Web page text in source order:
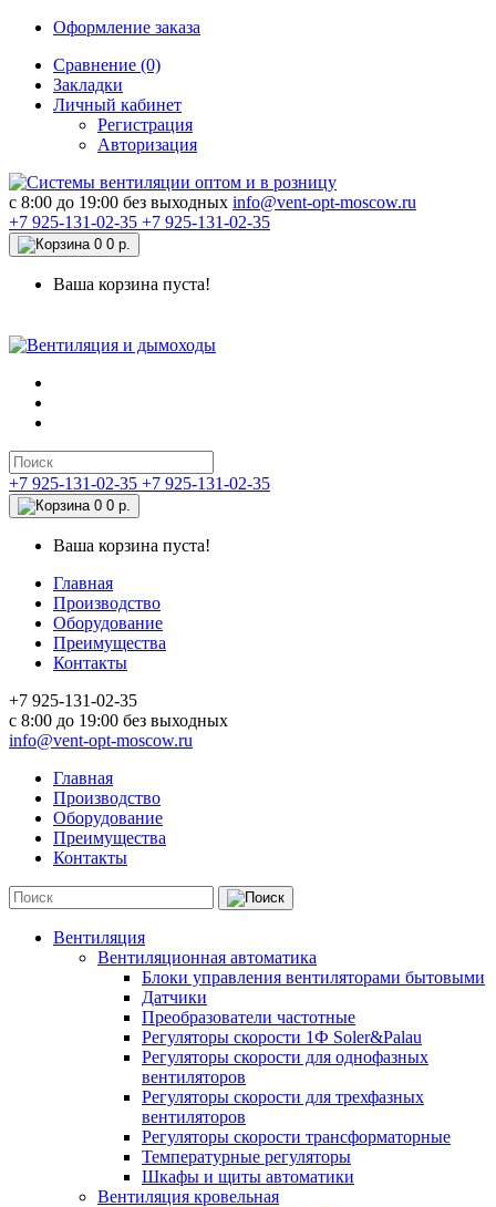
Оформление заказа
Сравнение (0)
Закладки
Личный кабинет
Регистрация
Авторизация
c 8:00 до 19:00 без выходных info@vent-opt-moscow.ru
+7 925-131-02-35 +7 925-131-02-35
0 0 р.
Ваша корзина пуста!
+7 925-131-02-35 +7 925-131-02-35
0 0 р.
Ваша корзина пуста!
Главная
Производство
Оборудование
Преимущества
Контакты
+7 925-131-02-35
c 8:00 до 19:00 без выходных
info@vent-opt-moscow.ru
Главная
Производство
Оборудование
Преимущества
Контакты
Вентиляция
Вентиляционная автоматика
Блоки управления вентиляторами бытовыми
Датчики
Преобразователи частотные
Регуляторы скорости 1Ф Soler&Palau
Регуляторы скорости для однофазных
вентиляторов
Регуляторы скорости для трехфазных
вентиляторов
Регуляторы скорости трансформаторные
Температурные регуляторы
Шкафы и щиты автоматики
Вентиляция кровельная